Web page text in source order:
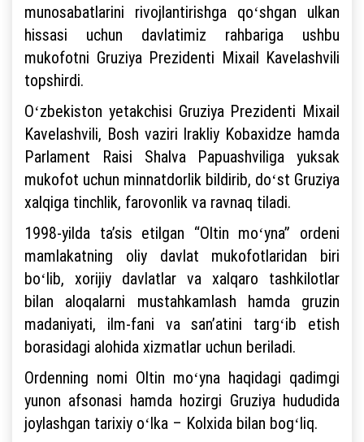
munosabatlarini rivojlantirishga qoʻshgan ulkan
hissasi uchun davlatimiz rahbariga ushbu
mukofotni Gruziya Prezidenti Mixail Kavelashvili
topshirdi.
Oʻzbekiston yetakchisi Gruziya Prezidenti Mixail
Kavelashvili, Bosh vaziri Irakliy Kobaxidze hamda
Parlament Raisi Shalva Papuashviliga yuksak
mukofot uchun minnatdorlik bildirib, doʻst Gruziya
xalqiga tinchlik, farovonlik va ravnaq tiladi.
1998-yilda taʼsis etilgan “Oltin moʻyna” ordeni
mamlakatning oliy davlat mukofotlaridan biri
boʻlib, xorijiy davlatlar va xalqaro tashkilotlar
bilan aloqalarni mustahkamlash hamda gruzin
madaniyati, ilm-fani va sanʼatini targʻib etish
borasidagi alohida xizmatlar uchun beriladi.
Ordenning nomi Oltin moʻyna haqidagi qadimgi
yunon afsonasi hamda hozirgi Gruziya hududida
joylashgan tarixiy oʻlka – Kolxida bilan bogʻliq.